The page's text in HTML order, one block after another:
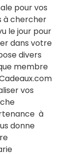
pour vos
à chercher
le jour pour
dans votre
divers
membre
vos
à
donne